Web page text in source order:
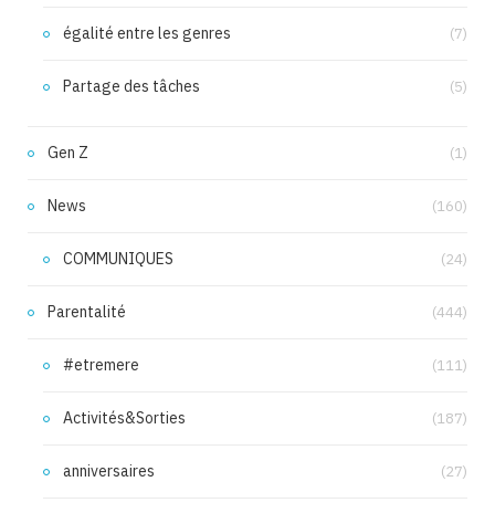
égalité entre les genres (7)
Partage des tâches (5)
Gen Z (1)
News (160)
COMMUNIQUES (24)
Parentalité (444)
#etremere (111)
Activités&Sorties (187)
anniversaires (27)